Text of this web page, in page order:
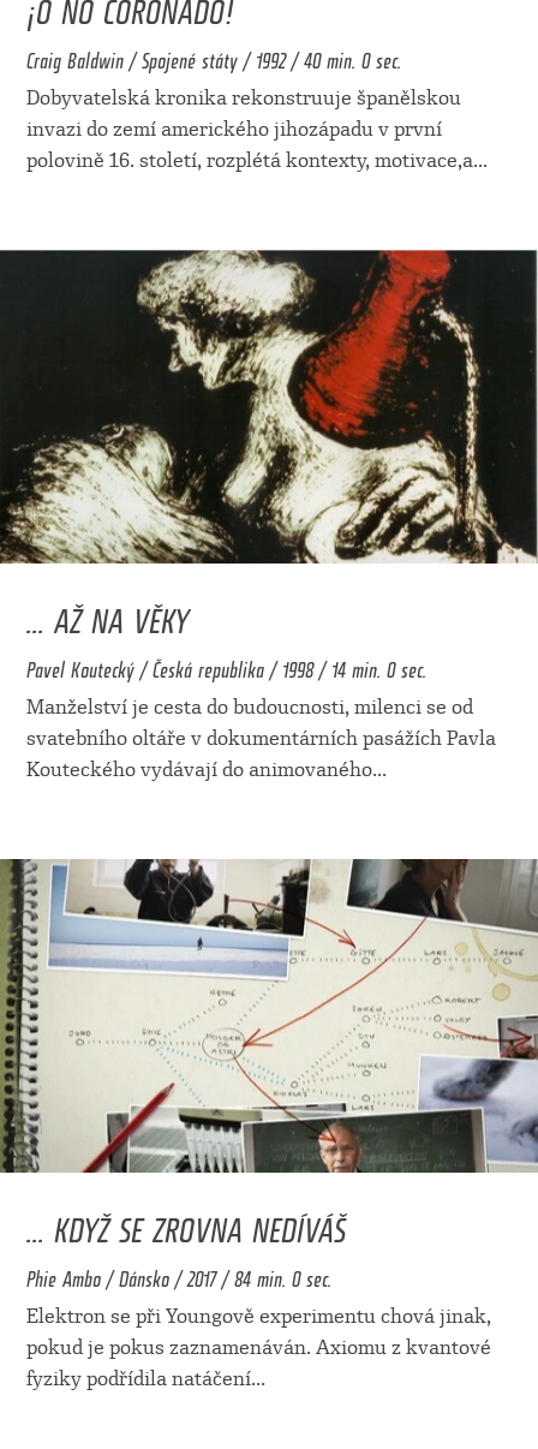
Craig Baldwin / Spojené státy / 1992 / 40 min. 0 sec.
Dobyvatelská kronika rekonstruuje španělskou
invazi do zemí amerického jihozápadu v první
polovině 16. století, rozplétá kontexty, motivace,a...
... AŽ NA VĚKY
Pavel Koutecký / Česká republika / 1998 / 14 min. 0 sec.
Manželství je cesta do budoucnosti, milenci se od
svatebního oltáře v dokumentárních pasážích Pavla
Kouteckého vydávají do animovaného...
... KDYŽ SE ZROVNA NEDÍVÁŠ
Phie Ambo / Dánsko / 2017 / 84 min. 0 sec.
Elektron se při Youngově experimentu chová jinak,
pokud je pokus zaznamenáván. Axiomu z kvantové
fyziky podřídila natáčení...